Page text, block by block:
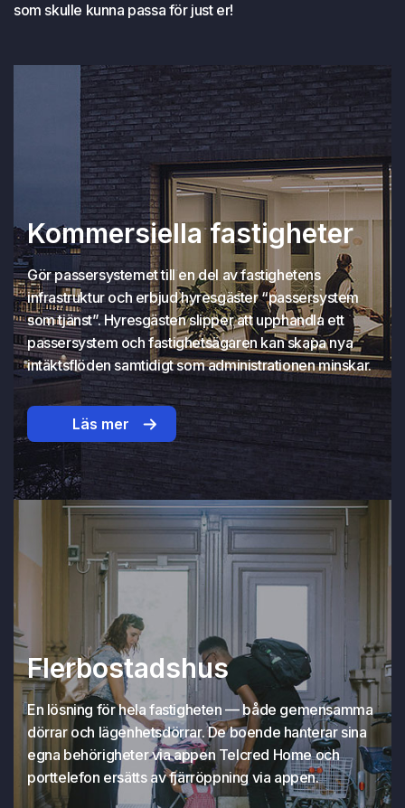
som skulle kunna passa för just er!
Kommersiella fastigheter
Gör passersystemet till en del av fastighetens
infrastruktur och erbjud hyresgäster “passersystem
som tjänst”. Hyresgästen slipper att upphandla ett
passersystem och fastighetsägaren kan skapa nya
intäktsflöden samtidigt som administrationen minskar.
Läs mer
Flerbostadshus
En lösning för hela fastigheten — både gemensamma
dörrar och lägenhetsdörrar. De boende hanterar sina
egna behörigheter via appen Telcred Home och
porttelefon ersätts av fjärröppning via appen.